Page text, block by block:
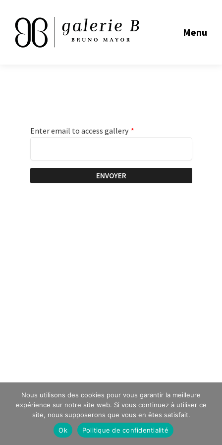
Menu
Enter email to access gallery *
ENVOYER
Nous utilisons des cookies pour vous garantir la meilleure
expérience sur notre site web. Si vous continuez à utiliser ce
site, nous supposerons que vous en êtes satisfait.
Ok
Politique de confidentialité